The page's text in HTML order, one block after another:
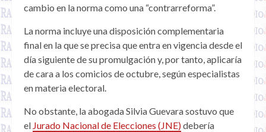
cambio en la norma como una “contrarreforma”.
La norma incluye una disposición complementaria
final en la que se precisa que entra en vigencia desde el
día siguiente de su promulgación y, por tanto, aplicaría
de cara a los comicios de octubre, según especialistas
en materia electoral.
No obstante, la abogada Silvia Guevara sostuvo que
el Jurado Nacional de Elecciones (JNE)debería